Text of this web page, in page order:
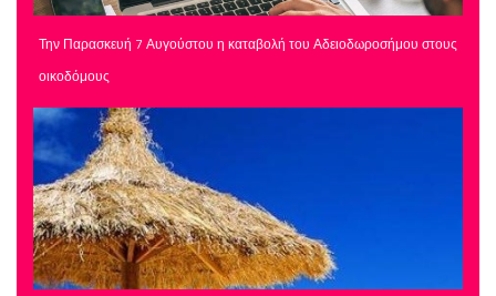
Την Παρασκευή 7 Αυγούστου η καταβολή του Αδειοδωροσήμου στους
οικοδόμους